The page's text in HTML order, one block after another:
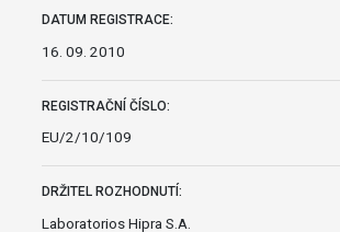
DATUM REGISTRACE:
16. 09. 2010
REGISTRAČNÍ ČÍSLO:
EU/2/10/109
DRŽITEL ROZHODNUTÍ:
Laboratorios Hipra S.A.